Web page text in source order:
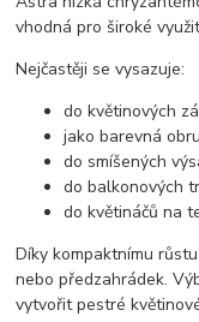
vhodná pro široké
Nejčastěji se vysazuje:
do květinových
jako barevná
do smíšených
do balkonových
do květináčů na
Díky kompaktnímu
nebo předzahrádek.
vytvořit pestré